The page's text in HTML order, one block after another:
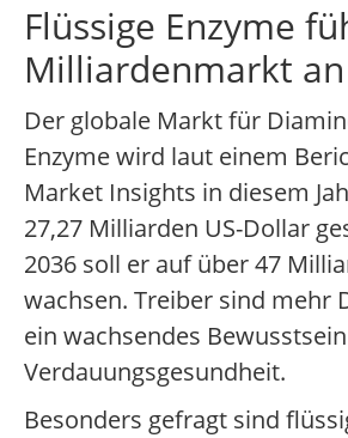
Flüssige Enzyme
Milliardenmarkt an
Der globale Markt für
Enzyme wird laut einem
Market Insights in diesem
27,27 Milliarden US-Dollar
2036 soll er auf über 47
wachsen. Treiber sind mehr
ein wachsendes
Verdauungsgesundheit.
Besonders gefragt sind